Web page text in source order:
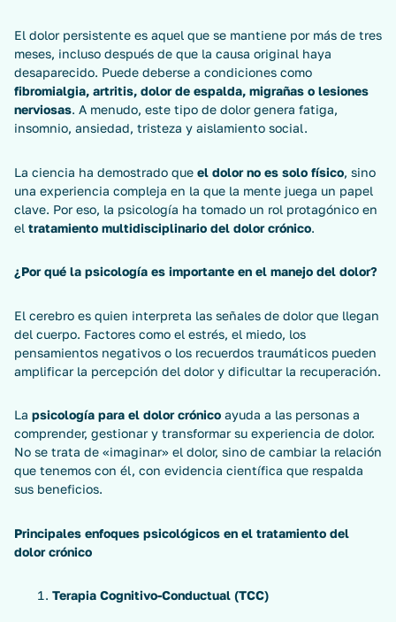
El dolor persistente es aquel que se mantiene por más de tres
meses, incluso después de que la causa original haya
desaparecido. Puede deberse a condiciones como
fibromialgia, artritis, dolor de espalda, migrañas o lesiones
nerviosas. A menudo, este tipo de dolor genera fatiga,
insomnio, ansiedad, tristeza y aislamiento social.
La ciencia ha demostrado que el dolor no es solo físico, sino
una experiencia compleja en la que la mente juega un papel
clave. Por eso, la psicología ha tomado un rol protagónico en
el tratamiento multidisciplinario del dolor crónico.
¿Por qué la psicología es importante en el manejo del dolor?
El cerebro es quien interpreta las señales de dolor que llegan
del cuerpo. Factores como el estrés, el miedo, los
pensamientos negativos o los recuerdos traumáticos pueden
amplificar la percepción del dolor y dificultar la recuperación.
La psicología para el dolor crónico ayuda a las personas a
comprender, gestionar y transformar su experiencia de dolor.
No se trata de «imaginar» el dolor, sino de cambiar la relación
que tenemos con él, con evidencia científica que respalda
sus beneficios.
Principales enfoques psicológicos en el tratamiento del
dolor crónico
Terapia Cognitivo-Conductual (TCC)